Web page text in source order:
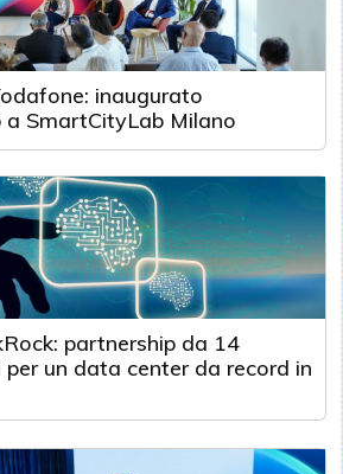
inaugurato
a SmartCityLab Milano
partnership da 14
un data center da record in